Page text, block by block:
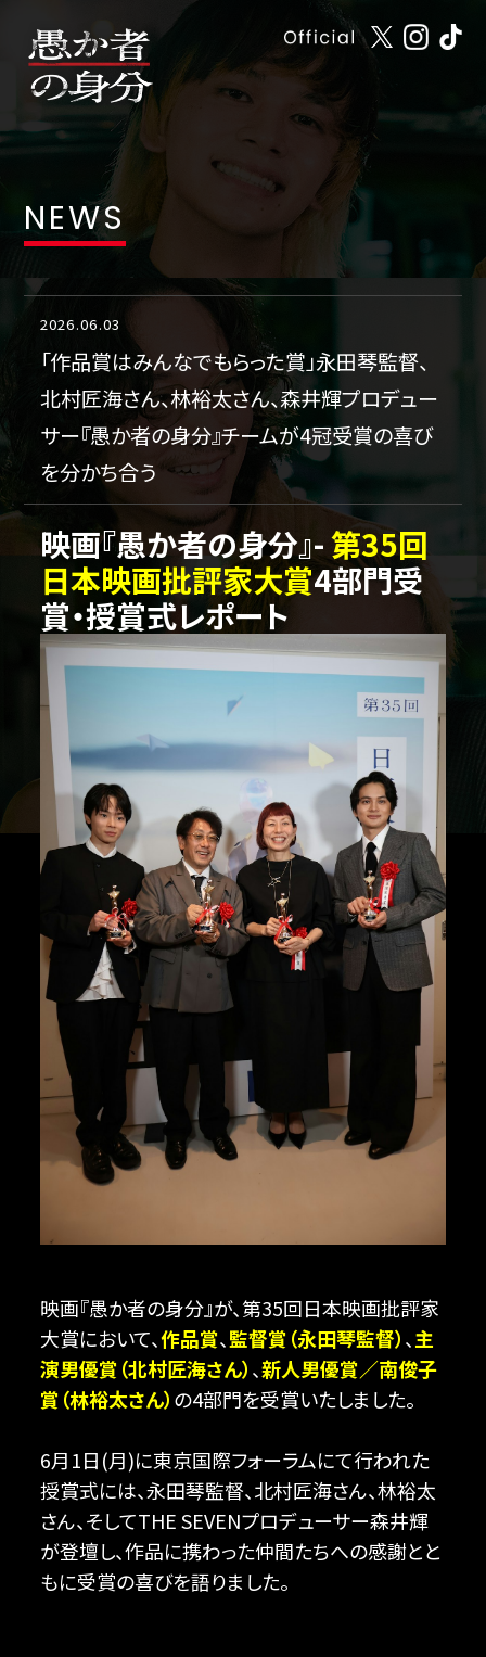
NEWS
2026.06.03
「作品賞はみんなでもらった賞」永田琴監督、
北村匠海さん、林裕太さん、森井輝プロデュー
サー『愚か者の身分』チームが4冠受賞の喜び
を分かち合う
映画『愚か者の身分』-第35回
日本映画批評家大賞4部門受
賞・授賞式レポート
映画『愚か者の身分』が、第35回日本映画批評家
大賞において、作品賞、監督賞（永田琴監督）、主
演男優賞（北村匠海さん）、新人男優賞／南俊子
賞（林裕太さん）の4部門を受賞いたしました。
6月1日(月)に東京国際フォーラムにて行われた
授賞式には、永田琴監督、北村匠海さん、林裕太
さん、そしてTHE SEVENプロデューサー森井輝
が登壇し、作品に携わった仲間たちへの感謝とと
もに受賞の喜びを語りました。